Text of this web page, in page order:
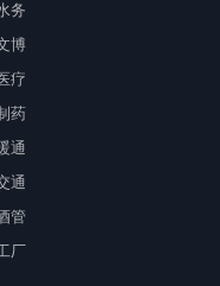
务
博
疗
药
通
通
管
厂